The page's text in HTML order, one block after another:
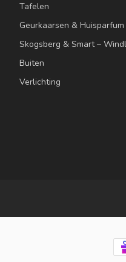
Tafelen
Geurkaarsen & Huisparfum
Skogsberg & Smart –
Buiten
Verlichting